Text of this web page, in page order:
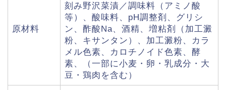
原材料
刻み野沢菜漬／調味料（アミノ酸
等）、酸味料、pH調整剤、グリシ
ン、酢酸Na、酒精、増粘剤（加工澱
粉、キサンタン）、加工澱粉、カラ
メル色素、カロチノイド色素、酵
素、（一部に小麦・卵・乳成分・大
豆・鶏肉を含む）